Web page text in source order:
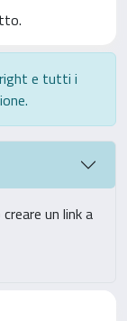
e tutti i
un link a